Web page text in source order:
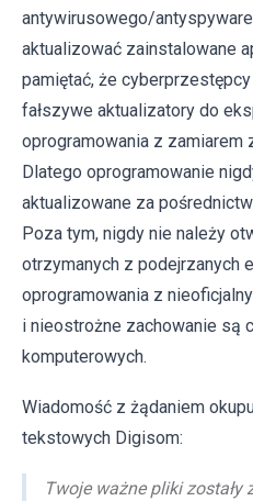
antywirusowego/
aktualizować zainstalowane
pamiętać, że
fałszywe aktualizatory do
oprogramowania z zamiarem
Dlatego oprogramowanie
aktualizowane za
Poza tym, nigdy nie należy
otrzymanych z podejrzanych
oprogramowania z
i nieostrożne zachowanie są
komputerowych.
Wiadomość z żądaniem
tekstowych Digisom:
Twoje ważne pliki